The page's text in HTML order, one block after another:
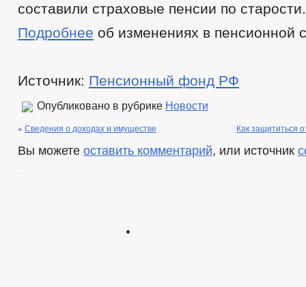
составили страховые пенсии по старости.
Подробнее об изменениях в пенсионной
Источник: Пенсионный фонд РФ
Опубликовано в рубрике Новости
« Сведения о доходах и имуществе Как защититься
Вы можете оставить комментарий, или источник